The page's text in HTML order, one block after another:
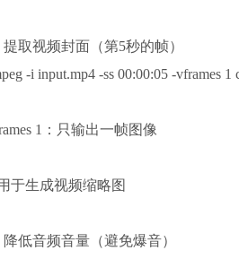
提取视频封面（第5秒的帧）
-i input.mp4 -ss 00:00:05 -vframes 1
1：只输出一帧图像
于生成视频缩略图
降低音频音量（避免爆音）